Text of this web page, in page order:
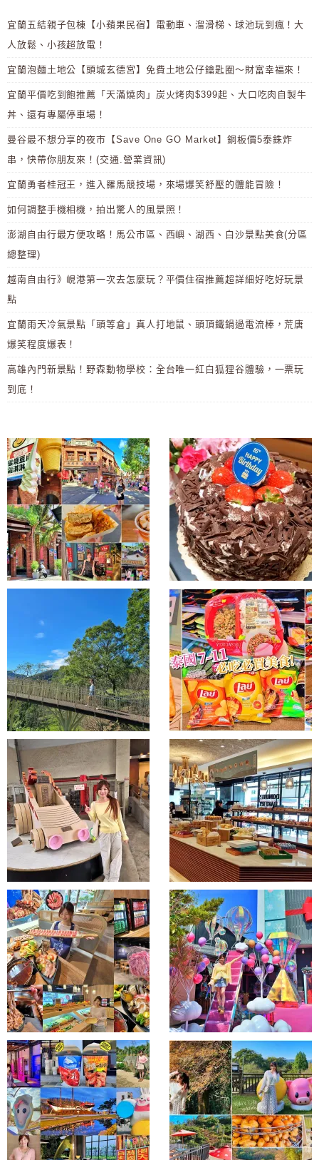
宜蘭五結親子包棟【小蘋果民宿】電動車、溜滑梯、球池玩到瘋！大
人放鬆、小孩超放電！
宜蘭泡麵土地公【頭城玄德宮】免費土地公仔鑰匙圈～財富幸福來！
宜蘭平價吃到飽推薦「天滿燒肉」炭火烤肉$399起、大口吃肉自製牛
丼、還有專屬停車場！
曼谷最不想分享的夜市【Save One GO Market】銅板價5泰銖炸
串，快帶你朋友來！(交通.營業資訊)
宜蘭勇者桂冠王，進入羅馬競技場，來場爆笑舒壓的體能冒險！
如何調整手機相機，拍出驚人的風景照！
澎湖自由行最方便攻略！馬公市區、西嶼、湖西、白沙景點美食(分區
總整理)
越南自由行》峴港第一次去怎麼玩？平價住宿推薦超詳細好吃好玩景
點
宜蘭雨天冷氣景點「頭等倉」真人打地鼠、頭頂鐵鍋過電流棒，荒唐
爆笑程度爆表！
高雄內門新景點！野森動物學校：全台唯一紅白狐狸谷體驗，一票玩
到底！